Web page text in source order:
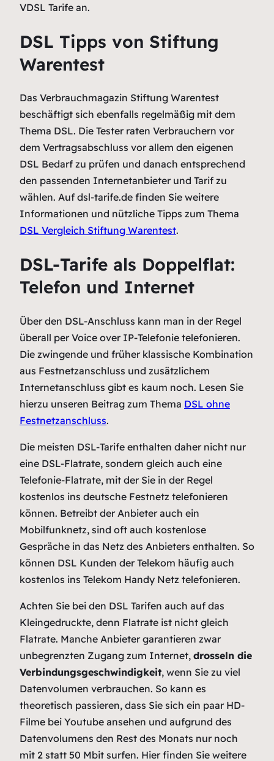
VDSL Tarife an.
DSL Tipps von Stiftung
Warentest
Das Verbrauchmagazin Stiftung Warentest
beschäftigt sich ebenfalls regelmäßig mit dem
Thema DSL. Die Tester raten Verbrauchern vor
dem Vertragsabschluss vor allem den eigenen
DSL Bedarf zu prüfen und danach entsprechend
den passenden Internetanbieter und Tarif zu
wählen. Auf dsl-tarife.de finden Sie weitere
Informationen und nützliche Tipps zum Thema
DSL Vergleich Stiftung Warentest.
DSL-Tarife als Doppelflat:
Telefon und Internet
Über den DSL-Anschluss kann man in der Regel
überall per Voice over IP-Telefonie telefonieren.
Die zwingende und früher klassische Kombination
aus Festnetzanschluss und zusätzlichem
Internetanschluss gibt es kaum noch. Lesen Sie
hierzu unseren Beitrag zum Thema DSL ohne
Festnetzanschluss.
Die meisten DSL-Tarife enthalten daher nicht nur
eine DSL-Flatrate, sondern gleich auch eine
Telefonie-Flatrate, mit der Sie in der Regel
kostenlos ins deutsche Festnetz telefonieren
können. Betreibt der Anbieter auch ein
Mobilfunknetz, sind oft auch kostenlose
Gespräche in das Netz des Anbieters enthalten. So
können DSL Kunden der Telekom häufig auch
kostenlos ins Telekom Handy Netz telefonieren.
Achten Sie bei den DSL Tarifen auch auf das
Kleingedruckte, denn Flatrate ist nicht gleich
Flatrate. Manche Anbieter garantieren zwar
unbegrenzten Zugang zum Internet, drosseln die
Verbindungsgeschwindigkeit, wenn Sie zu viel
Datenvolumen verbrauchen. So kann es
theoretisch passieren, dass Sie sich ein paar HD-
Filme bei Youtube ansehen und aufgrund des
Datenvolumens den Rest des Monats nur noch
mit 2 statt 50 Mbit surfen. Hier finden Sie weitere